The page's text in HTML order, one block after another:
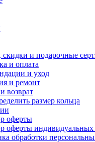
и подарочные
и оплата
и уход
и ремонт
возврат
размер кольца
оферты
оферты индивидуальных
обработки